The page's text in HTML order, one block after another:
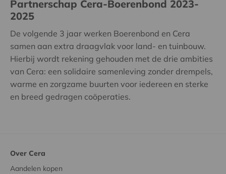
Partnerschap Cera-Boerenbond 2023-
2025
De volgende 3 jaar werken Boerenbond en Cera
samen aan extra draagvlak voor land- en tuinbouw.
Hierbij wordt rekening gehouden met de drie ambities
van Cera: een solidaire samenleving zonder drempels,
warme en zorgzame buurten voor iedereen en sterke
en breed gedragen coöperaties.
Over Cera
Aandelen kopen